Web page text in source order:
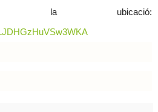
la ubicació: